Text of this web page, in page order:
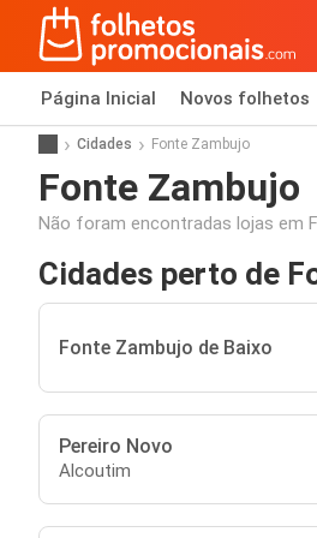
Página Inicial Novos folhetos
Cidades Fonte Zambujo
Fonte Zambujo
Não foram encontradas lojas em
Cidades perto de
Fonte Zambujo de Baixo
Pereiro Novo
Alcoutim